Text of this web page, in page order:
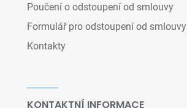
Poučení o odstoupení od smlouvy
Formulář pro odstoupení od smlouvy
Kontakty
KONTAKTNÍ INFORMACE